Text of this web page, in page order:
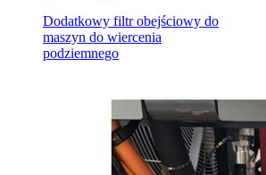
Dodatkowy filtr obejściowy do
maszyn do wiercenia
podziemnego